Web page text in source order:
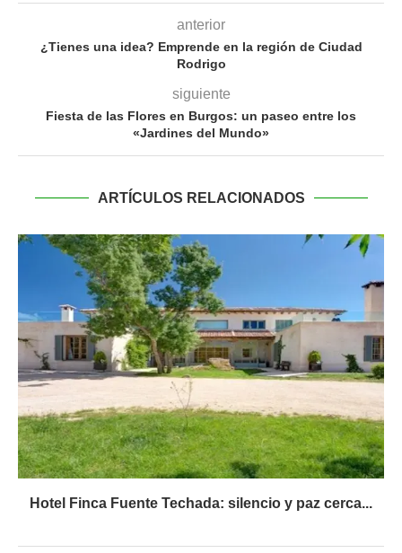
anterior
¿Tienes una idea? Emprende en la región de Ciudad
Rodrigo
siguiente
Fiesta de las Flores en Burgos: un paseo entre los
«Jardines del Mundo»
ARTÍCULOS RELACIONADOS
Hotel Finca Fuente Techada: silencio y paz cerca...